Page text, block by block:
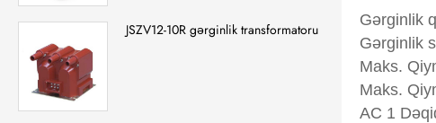
JSZV12-10R gərginlik transformatoru
Gərginlik
Gərginlik
Maks.
Maks.
AC 1